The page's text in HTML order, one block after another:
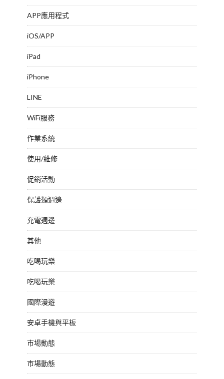
APP應用程式
iOS/APP
iPad
iPhone
LINE
WiFi服務
作業系統
使用/維修
促銷活動
保護類週邊
充電週邊
其他
吃喝玩樂
吃喝玩樂
國際漫遊
安卓手機與平板
市場動態
市場動態